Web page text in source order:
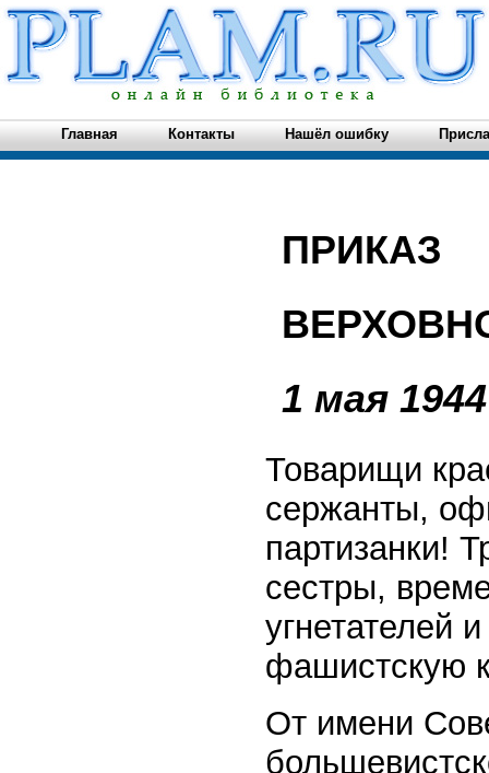
Главная Контакты Нашёл ошибку
ПРИКАЗ
1 мая
Товарищи
сержанты,
партизанки!
сестры,
угнетателей
фашистскую
От имени